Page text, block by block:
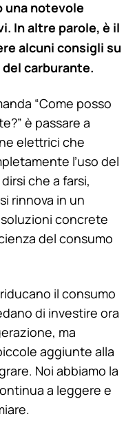
notevole
In altre parole, è il
alcuni consigli su
carburante.
“Come posso
è passare a
elettrici che
l’uso del
che a farsi,
rinnova in un
concrete
del consumo
il consumo
di investire ora
ma
aggiunte alla
Noi abbiamo la
a leggere e